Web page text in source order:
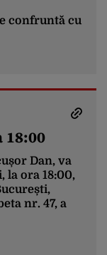
confruntă cu
18:00
Dan, va
la ora 18:00,
nr. 47, a